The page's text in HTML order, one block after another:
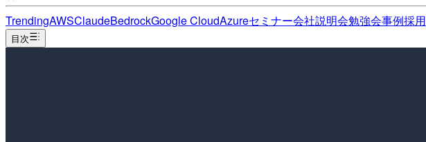
TrendingAWSClaudeBedrockGoogle CloudAzureセミナー会社説明会勉強会事例採用
目次